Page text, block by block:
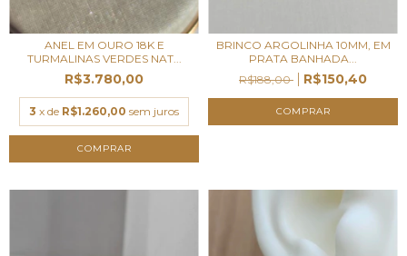
ANEL EM OURO 18K E
TURMALINAS VERDES NAT...
R$3.780,00
3 x de R$1.260,00 sem juros
COMPRAR
BRINCO ARGOLINHA 10MM, EM
PRATA BANHADA...
R$188,00
R$150,40